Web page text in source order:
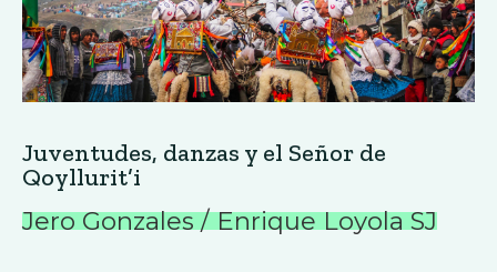
Juventudes, danzas y el Señor de
Qoyllurit’i
Jero Gonzales / Enrique Loyola SJ